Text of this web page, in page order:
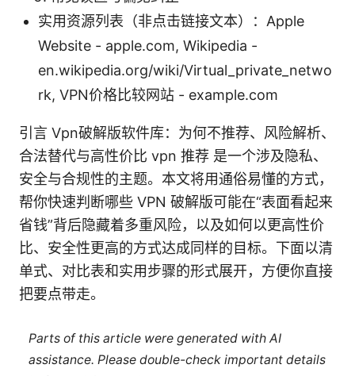
实用资源列表（非点击链接文本）：Apple
Website - apple.com, Wikipedia -
en.wikipedia.org/wiki/Virtual_private_netwo
rk, VPN价格比较网站 - example.com
引言 Vpn破解版软件库：为何不推荐、风险解析、
合法替代与高性价比 vpn 推荐 是一个涉及隐私、
安全与合规性的主题。本文将用通俗易懂的方式，
帮你快速判断哪些 VPN 破解版可能在“表面看起来
省钱”背后隐藏着多重风险，以及如何以更高性价
比、安全性更高的方式达成同样的目标。下面以清
单式、对比表和实用步骤的形式展开，方便你直接
把要点带走。
Parts of this article were generated with AI
assistance. Please double-check important details